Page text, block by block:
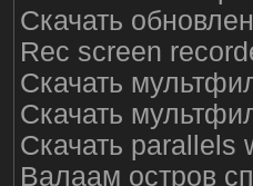
Скачать
Rec screen
Скачать
Скачать
Скачать parallels
Валаам остров